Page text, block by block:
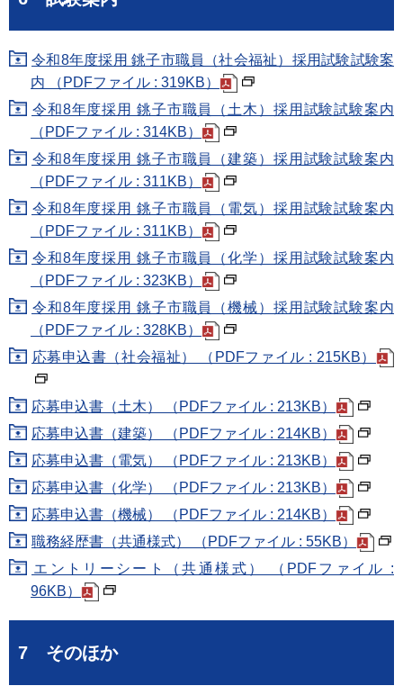
令和8年度採用 銚子市職員（社会福祉）採用試験試験案
内 （PDFファイル : 319KB）
令和8年度採用 銚子市職員（土木）採用試験試験案内
（PDFファイル : 314KB）
令和8年度採用 銚子市職員（建築）採用試験試験案内
（PDFファイル : 311KB）
令和8年度採用 銚子市職員（電気）採用試験試験案内
（PDFファイル : 311KB）
令和8年度採用 銚子市職員（化学）採用試験試験案内
（PDFファイル : 323KB）
令和8年度採用 銚子市職員（機械）採用試験試験案内
（PDFファイル : 328KB）
応募申込書（社会福祉） （PDFファイル : 215KB）
応募申込書（土木） （PDFファイル : 213KB）
応募申込書（建築） （PDFファイル : 214KB）
応募申込書（電気） （PDFファイル : 213KB）
応募申込書（化学） （PDFファイル : 213KB）
応募申込書（機械） （PDFファイル : 214KB）
職務経歴書（共通様式） （PDFファイル : 55KB）
エントリーシート（共通様式） （PDFファイル :
96KB）
7 そのほか